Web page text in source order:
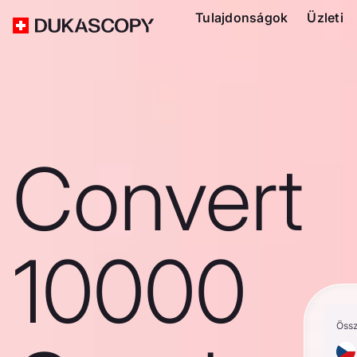
Tulajdonságok Üzleti
Convert
10000